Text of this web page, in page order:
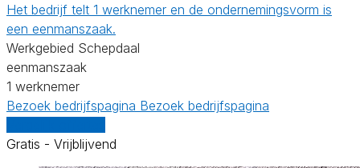
Het bedrijf telt 1 werknemer en de ondernemingsvorm is
een eenmanszaak.
Werkgebied Schepdaal
eenmanszaak
1 werknemer
Bezoek bedrijfspagina Bezoek bedrijfspagina
Gratis - Vrijblijvend